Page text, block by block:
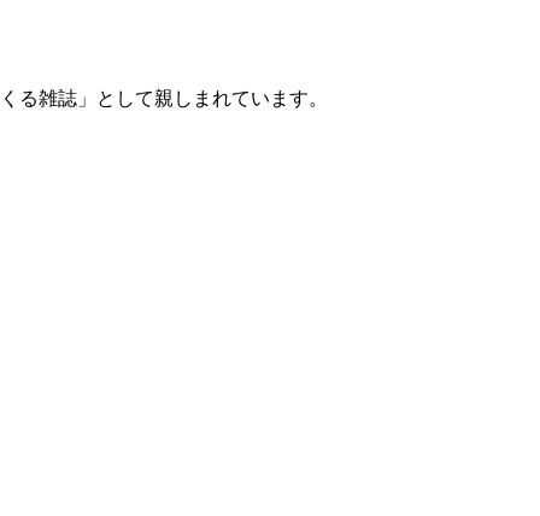
雑誌」として親しまれています。